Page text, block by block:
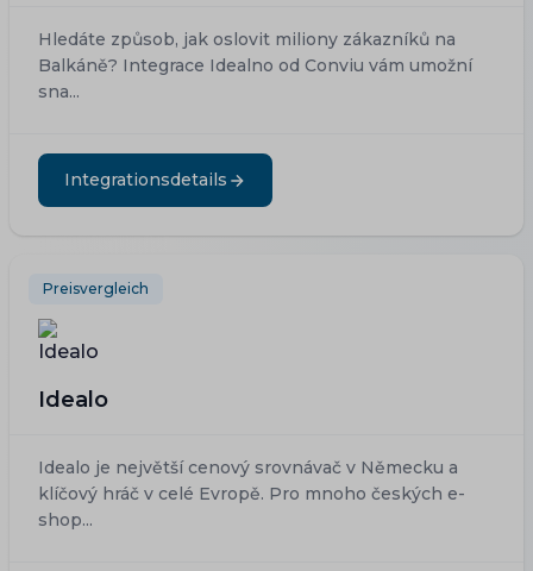
Hledáte způsob, jak oslovit miliony zákazníků na
Balkáně? Integrace Idealno od Conviu vám umožní
sna...
Integrationsdetails
Preisvergleich
Idealo
Idealo je největší cenový srovnávač v Německu a
klíčový hráč v celé Evropě. Pro mnoho českých e-
shop...